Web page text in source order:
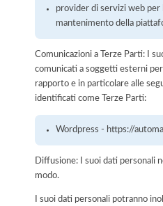
provider di servizi web per
mantenimento della
Comunicazioni a Terze Parti: I
comunicati a soggetti esterni
rapporto e in particolare alle
identificati come Terze Parti:
Wordpress - https://
Diffusione: I suoi dati personali
modo.
I suoi dati personali potranno